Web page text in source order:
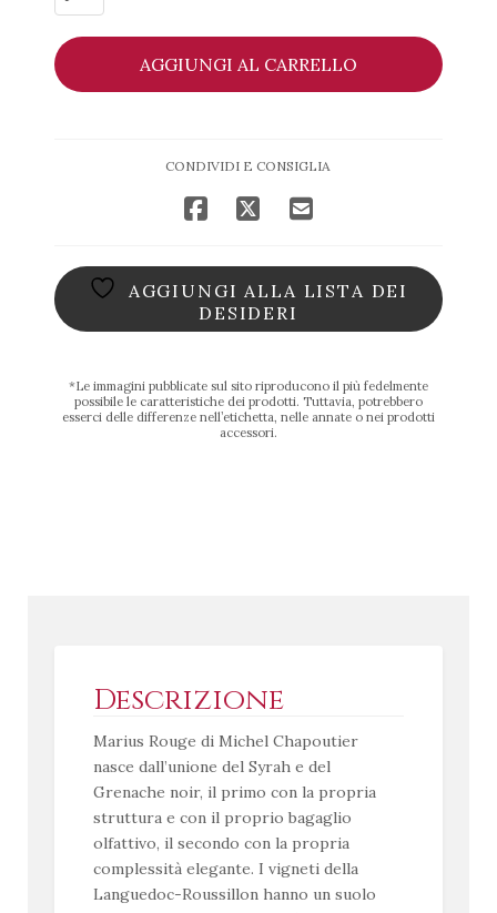
Rouge
2021
-
Michel
AGGIUNGI AL CARRELLO
CONDIVIDI E CONSIGLIA
AGGIUNGI ALLA LISTA DEI
DESIDERI
*Le immagini pubblicate sul sito riproducono il più fedelmente
possibile le caratteristiche dei prodotti. Tuttavia, potrebbero
esserci delle differenze nell’etichetta, nelle annate o nei prodotti
accessori.
Descrizione
Marius Rouge di Michel Chapoutier
nasce dall’unione del Syrah e del
Grenache noir, il primo con la propria
struttura e con il proprio bagaglio
olfattivo, il secondo con la propria
complessità elegante. I vigneti della
Languedoc-Roussillon hanno un suolo